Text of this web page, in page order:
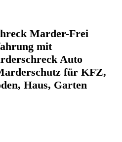
Marder-Frei
mit
Auto
für KFZ,
Haus, Garten